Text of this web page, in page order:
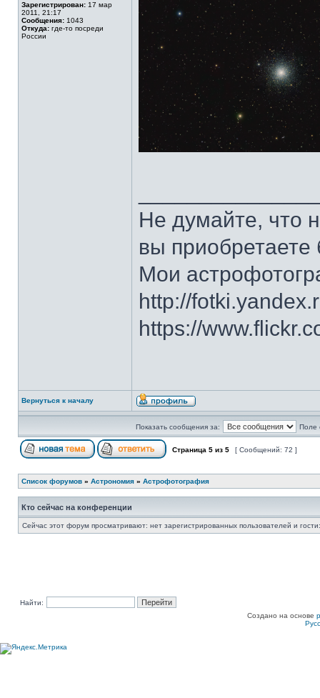
Зарегистрирован: 17 мар
2011, 21:17
Сообщения: 1043
Откуда: где-то посреди
России
Не думайте, что
вы
Мои
http://
https://
Вернуться к началу
Показать сообщения за: Поле
Страница 5 из 5 [ Сообщений: 72 ]
Список форумов » Астрономия » Астрофотография
Кто сейчас на конференции
Сейчас этот форум просматривают: нет зарегистрированных пользователей и
Найти:
Создано на основе